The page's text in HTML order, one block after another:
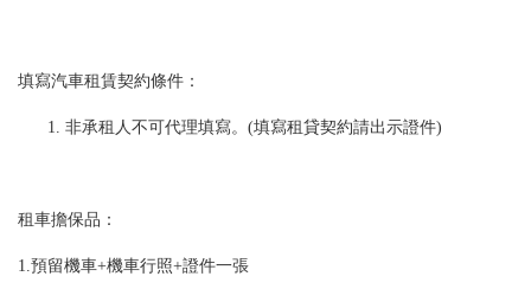
填寫汽車租賃契約條件：
非承租人不可代理填寫。(填寫租貸契約請出示證件)
租車擔保品：
1.預留機車+機車行照+證件一張